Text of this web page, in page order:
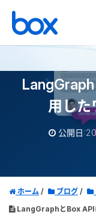
用した
公開日
ホーム ブログ
LangGraphとBox API